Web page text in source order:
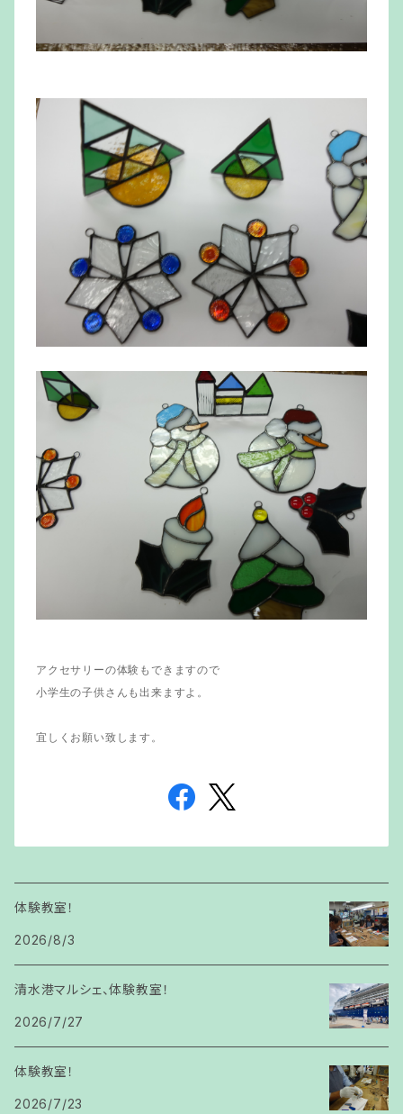
アクセサリーの体験もできますので
小学生の子供さんも出来ますよ。
宜しくお願い致します。
体験教室！
2026/8/3
清水港マルシェ、体験教室！
2026/7/27
体験教室！
2026/7/23